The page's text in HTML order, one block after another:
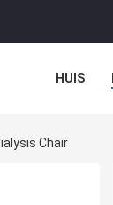
HUIS
Chair